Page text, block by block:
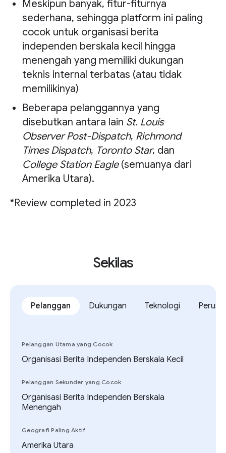
Meskipun banyak, fitur-fiturnya
sederhana, sehingga platform ini paling
cocok untuk organisasi berita
independen berskala kecil hingga
menengah yang memiliki dukungan
teknis internal terbatas (atau tidak
memilikinya)
Beberapa pelanggannya yang
disebutkan antara lain St. Louis
Observer Post-Dispatch, Richmond
Times Dispatch, Toronto Star, dan
College Station Eagle(semuanya dari
Amerika Utara).
*Review completed in 2023
Sekilas
Pelanggan Dukungan Teknologi
Pelanggan Utama yang Cocok
Organisasi Berita Independen Berskala Kecil
Pelanggan Sekunder yang Cocok
Organisasi Berita Independen Berskala
Menengah
Geografi Paling Aktif
Amerika Utara